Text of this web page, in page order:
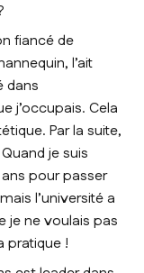
fiancé de
l’ait
dans
j’occupais. Cela
Par la suite,
je suis
pour passer
l’université a
je ne voulais pas
pratique !